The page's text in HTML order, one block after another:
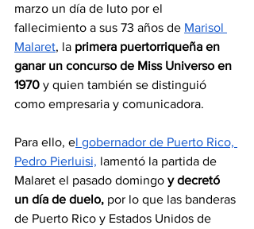
marzo un día de luto por el
fallecimiento a sus 73 años de Marisol
Malaret, la primera puertorriqueña en
ganar un concurso de Miss Universo en
1970 y quien también se distinguió
como empresaria y comunicadora.
Para ello, el gobernador de Puerto Rico,
Pedro Pierluisi, lamentó la partida de
Malaret el pasado domingo y decretó
un día de duelo, por lo que las banderas
de Puerto Rico y Estados Unidos de